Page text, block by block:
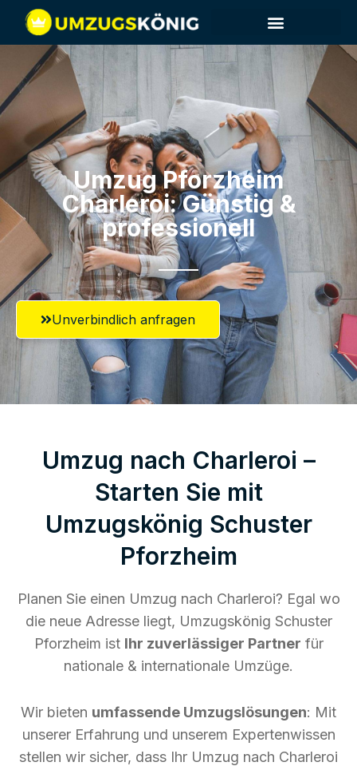
Umzug Pforzheim​
Charleroi: Günstig &
professionell​
Unverbindlich anfragen
Umzug nach Charleroi –
Starten Sie mit
Umzugskönig Schuster
Pforzheim
Planen Sie einen Umzug nach Charleroi? Egal wo
die neue Adresse liegt, Umzugskönig Schuster
Pforzheim ist Ihr zuverlässiger Partner für
nationale & internationale Umzüge.
Wir bieten umfassende Umzugslösungen: Mit
unserer Erfahrung und unserem Expertenwissen
stellen wir sicher, dass Ihr Umzug nach Charleroi